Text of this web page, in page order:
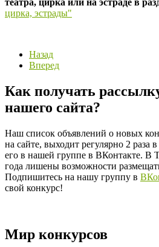
цирка, эстрады"
Назад
Вперед
Как получать
нашего сайта?
Наш список объявлений о новых
на сайте, выходит регулярно 2
его в нашей группе в ВКонтакте. В
года лишены возможности
Подпишитесь на нашу группу в
свой конкурс!
Мир конкурсов